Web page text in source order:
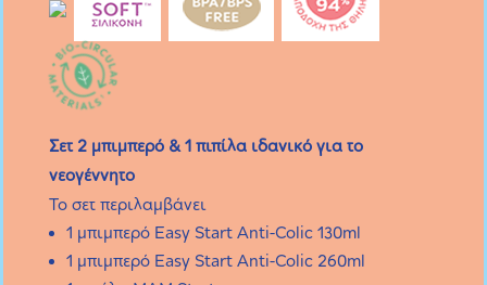
Σετ 2 μπιμπερό & 1 πιπίλα ιδανικό για το
νεογέννητο
Το σετ περιλαμβάνει
1 μπιμπερό Easy Start Anti-Colic 130ml
1 μπιμπερό Easy Start Anti-Colic 260ml